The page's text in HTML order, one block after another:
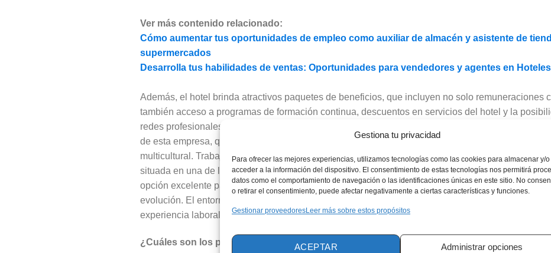
Gestiona tu privacidad
Para ofrecer las mejores experiencias, utilizamos tecnologías como las cookies para almacenar y/o
acceder a la información del dispositivo. El consentimiento de estas tecnologías nos permitirá
datos como el comportamiento de navegación o las identificaciones únicas en este sitio. No
o retirar el consentimiento, puede afectar negativamente a ciertas características y funciones.
Gestionar proveedoresLeer más sobre estos propósitos
ACEPTAR Administrar opciones
Ver más contenido relacionado:
Cómo aumentar tus oportunidades de empleo como auxiliar de almacén y asistente de
supermercados
Desarrolla tus habilidades de ventas: Oportunidades para vendedores y agentes en Hoteles
Además, el hotel brinda atractivos paquetes de beneficios, que incluyen no solo remuneraciones
también acceso a programas de formación continua, descuentos en servicios del hotel y la
redes profesionales internacionales. Las
profesional son un pilar
de esta empresa, que fomenta la movilidad interna y el crecimiento de sus empleados en un
multicultural. Trabajar en este establecimiento ofrece la oportunidad de formar parte de una
situada en una de las zonas más prósperas y de rápido crecimiento en la región, lo que convierte
opción excelente para quienes desean avanzar en el sector hotelero de lujo y dejar su huella en
evolución. El entorno de trabajo dinámico y la proximidad a importantes centros económicos y
experiencia laboral enriquecedora y llena de oportunidades.
¿Cuáles son los puestos disponibles?